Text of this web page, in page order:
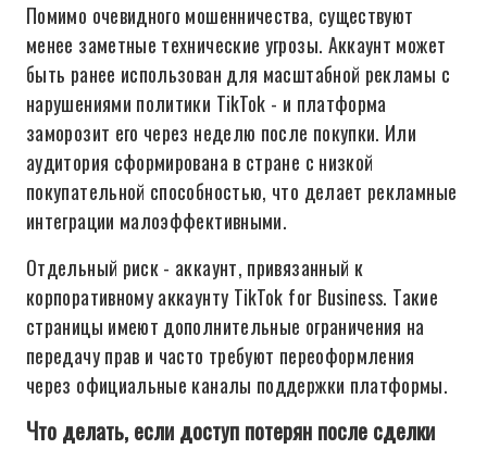
Помимо очевидного мошенничества, существуют
менее заметные технические угрозы. Аккаунт может
быть ранее использован для масштабной рекламы с
нарушениями политики TikTok - и платформа
заморозит его через неделю после покупки. Или
аудитория сформирована в стране с низкой
покупательной способностью, что делает рекламные
интеграции малоэффективными.
Отдельный риск - аккаунт, привязанный к
корпоративному аккаунту TikTok for Business. Такие
страницы имеют дополнительные ограничения на
передачу прав и часто требуют переоформления
через официальные каналы поддержки платформы.
Что делать, если доступ потерян после сделки